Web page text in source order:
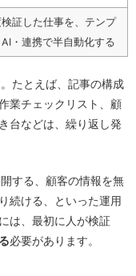
検証した仕事を、テンプ
・連携で半自動化する
たとえば、記事の構成
業チェックリスト、顧
台などは、繰り返し発
する、顧客の情報を無
続ける、といった運用
は、最初に人が検証
必要があります。